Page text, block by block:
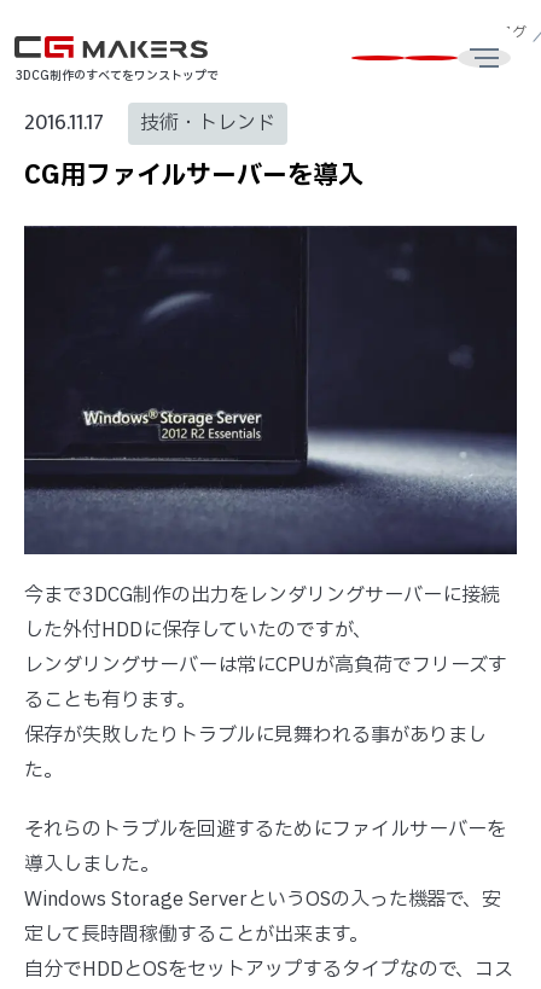
3DCG制作のすべてをワンストップで
CG制作・3DCG動画制作会社はCG MAKERS CG・3DCG最新技術ブログ
2016.11.17 技術・トレンド
CG用ファイルサーバーを導入
今まで3DCG制作の出力をレンダリングサーバーに接続
した外付HDDに保存していたのですが、
レンダリングサーバーは常にCPUが高負荷でフリーズす
ることも有ります。
保存が失敗したりトラブルに見舞われる事がありまし
た。
それらのトラブルを回避するためにファイルサーバーを
導入しました。
Windows Storage ServerというOSの入った機器で、安
定して長時間稼働することが出来ます。
自分でHDDとOSをセットアップするタイプなので、コス